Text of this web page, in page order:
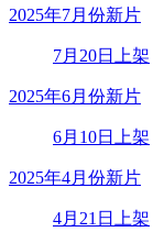
2025年7月份新片
7月20日上架
2025年6月份新片
6月10日上架
2025年4月份新片
4月21日上架